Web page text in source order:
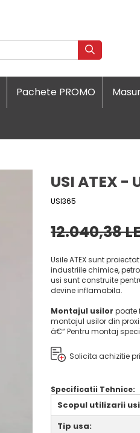
Pachete PROMO
USI ATEX -
USI365
12.040,38
Usile ATEX sunt
industriile chimice,
usi sunt construite
devine inflamabila.
Montajul usilor poate
montajul usilor din
â€“ Pentru montaj
Solicita achizitie
Specificatii Tehnice:
Scopul utilizarii
Tip usa: